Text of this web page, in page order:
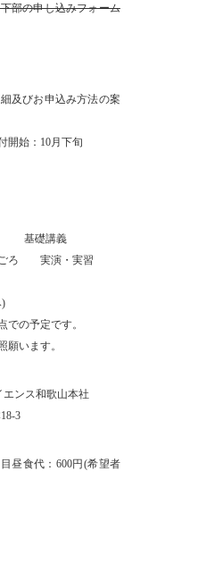
部の申し込みフォーム
み方法の案
： 10月下旬
礎講義
ろ 実演・実習
)
定です。
ます。
ンス和歌山本社
18-3
昼食代： 600円 (希望者